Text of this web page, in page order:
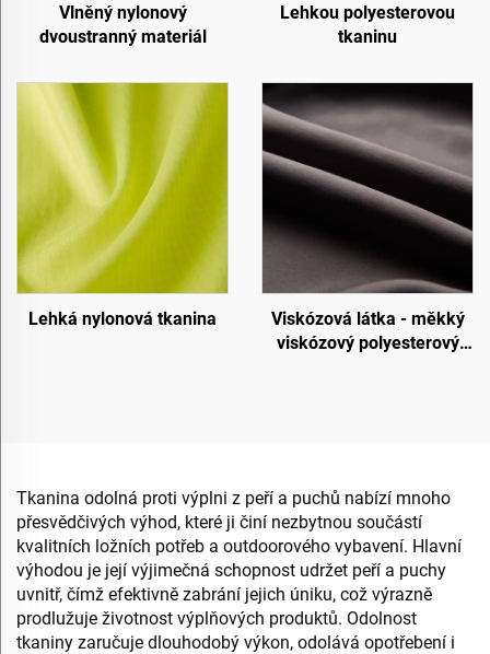
Vlněný nylonový
dvoustranný materiál
Lehkou polyesterovou
tkaninu
Lehká nylonová tkanina
Viskózová látka - měkký
viskózový polyesterový
Tkanina odolná proti výplni z peří a puchů nabízí mnoho
přesvědčivých výhod, které ji činí nezbytnou součástí
kvalitních ložních potřeb a outdoorového vybavení. Hlavní
výhodou je její výjimečná schopnost udržet peří a puchy
uvnitř, čímž efektivně zabrání jejich úniku, což výrazně
prodlužuje životnost výplňových produktů. Odolnost
tkaniny zaručuje dlouhodobý výkon, odolává opotřebení i